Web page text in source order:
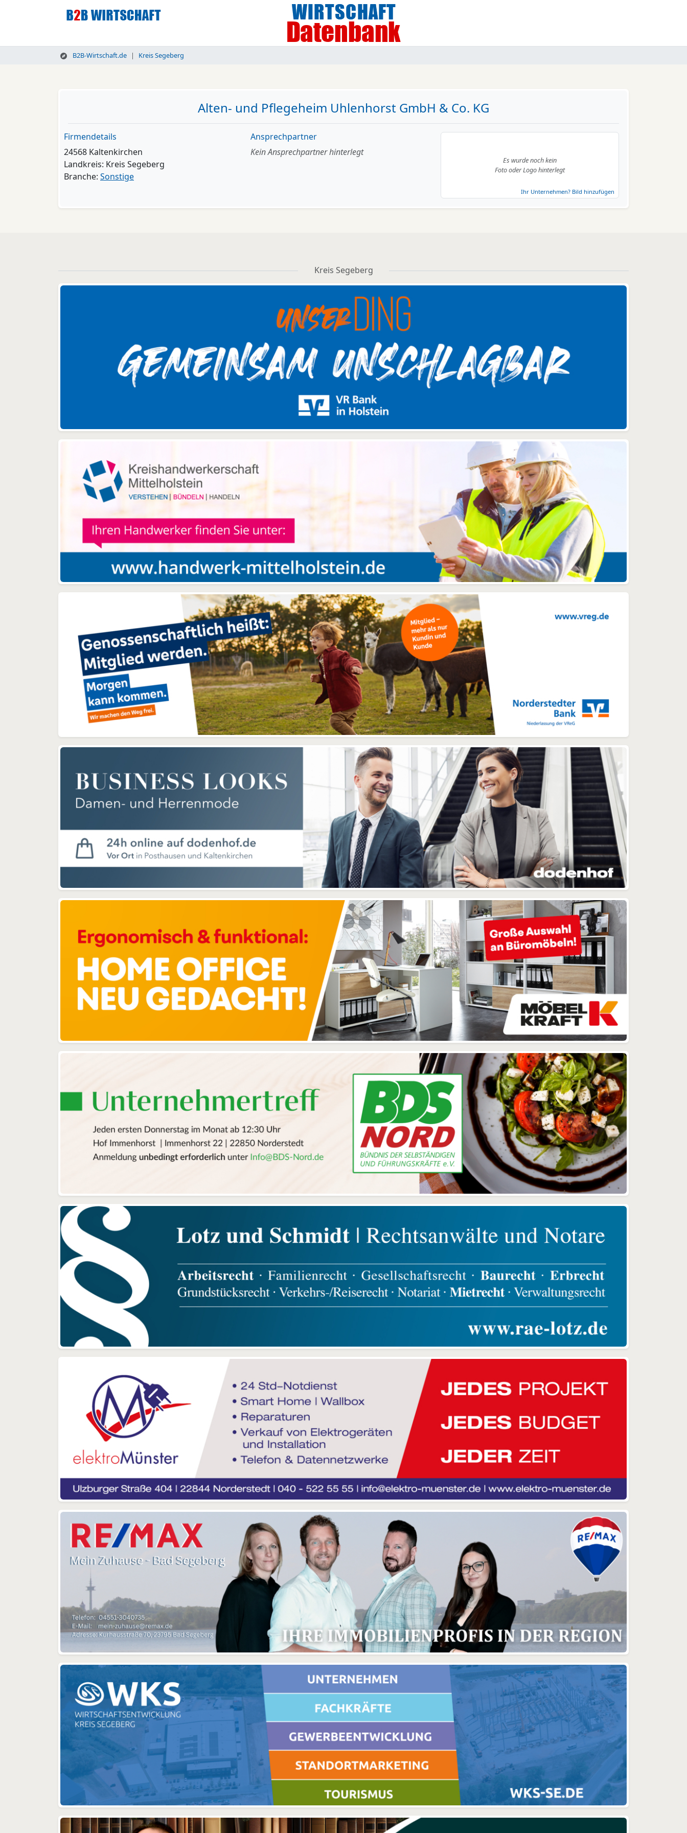
B2B-Wirtschaft.de Kreis Segeberg
Alten- und Pflegeheim Uhlenhorst GmbH & Co. KG
Firmendetails
24568 Kaltenkirchen
Landkreis: Kreis Segeberg
Branche: Sonstige
Ansprechpartner
Kein Ansprechpartner hinterlegt
Es wurde noch kein
Foto oder Logo hinterlegt
Ihr Unternehmen? Bild hinzufügen
Kreis Segeberg